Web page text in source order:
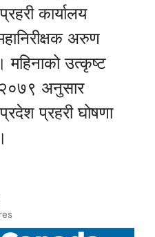
कार्यालय
अरुण
महिनाको उत्कृष्ट
२०७९ अनुसार
प्रहरी घोषणा